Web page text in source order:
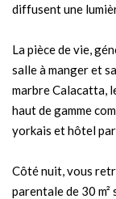
diffusent une
La pièce de vie,
salle à manger et
marbre Calacatta,
haut de gamme
yorkais et hôtel
Côté nuit, vous
parentale de 30